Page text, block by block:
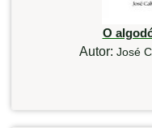
O
Autor: José